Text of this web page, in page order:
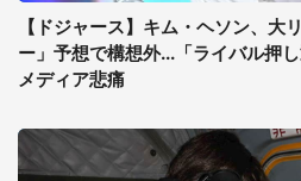
【ドジャース】キム・ヘソン、大
ー」予想で構想外...「ライバル押
メディア悲痛